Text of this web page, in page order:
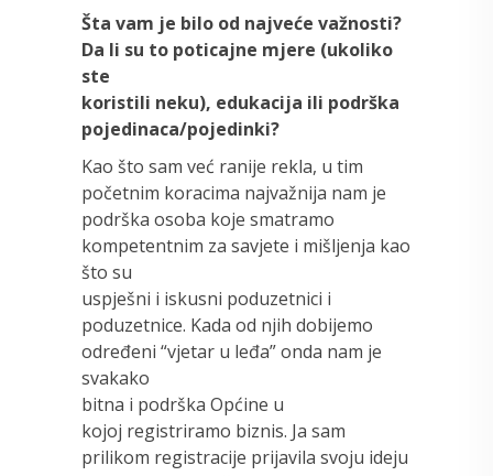
Šta vam je bilo od najveće važnosti?
Da li su to poticajne mjere (ukoliko
ste
koristili neku), edukacija ili podrška
pojedinaca/pojedinki?
Kao što sam već ranije rekla, u tim
početnim koracima najvažnija nam je
podrška osoba koje smatramo
kompetentnim za savjete i mišljenja kao
što su
uspješni i iskusni poduzetnici i
poduzetnice. Kada od njih dobijemo
određeni “vjetar u leđa” onda nam je
svakako
bitna i podrška Općine u
kojoj registriramo biznis. Ja sam
prilikom registracije prijavila svoju ideju